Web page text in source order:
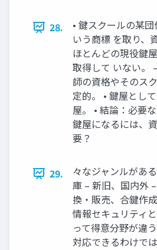
28.
• 鍵スクールの某
いう商標 を取り、
ほとんどの現役鍵
取得して いない。
師の資格やそのス
定的。 • 鍵屋とし
屋。 • 結論：必要
鍵屋になるには、
要？
29.
々なジャンルがある
庫 – 新旧、国内外
換・販売、合鍵作
情報セキュリティ
って得意分野が違
対応できるわけで